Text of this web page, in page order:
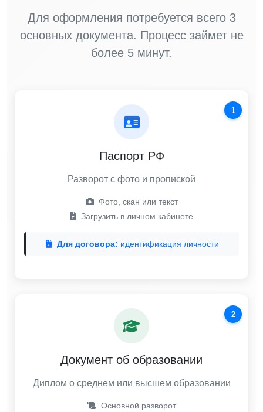
Для оформления потребуется всего 3
основных документа. Процесс займет не
более 5 минут.
1
Паспорт РФ
Разворот с фото и пропиской
Фото, скан или текст
Загрузить в личном кабинете
Для договора: идентификация личности
2
Документ об образовании
Диплом о среднем или высшем образовании
Основной разворот